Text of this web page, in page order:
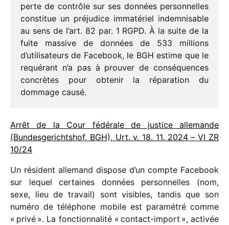
perte de contrôle sur ses données person­nelles
consti­tue un préju­dice imma­té­riel indem­ni­sable
au sens de l’art. 82 par. 1 RGPD. À la suite de la
fuite massive de données de 533 millions
d’utilisateurs de Facebook, le BGH estime que le
requé­rant n’a pas à prou­ver de consé­quences
concrètes pour obte­nir la répa­ra­tion du
dommage causé.
Arrêt de la Cour fédé­rale de justice alle­mande
(Bundesgerichtshof, BGH), Urt. v. 18. 11. 2024 – VI ZR
10/​24
Un résident alle­mand dispose d’un compte Facebook
sur lequel certaines données person­nelles (nom,
sexe, lieu de travail) sont visibles, tandis que son
numéro de télé­phone mobile est para­mé­tré comme
« privé ». La fonc­tion­na­lité « contact-import », acti­vée